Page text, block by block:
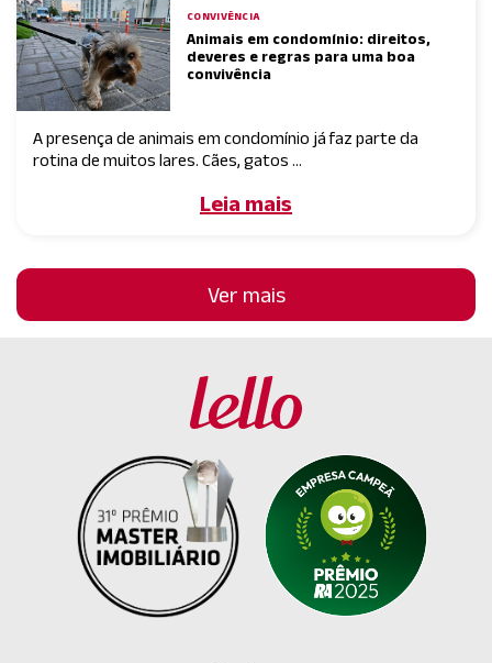
CONVIVÊNCIA
Animais em condomínio: direitos,
deveres e regras para uma boa
convivência
A presença de animais em condomínio já faz parte da
rotina de muitos lares. Cães, gatos ...
Leia mais
Ver mais